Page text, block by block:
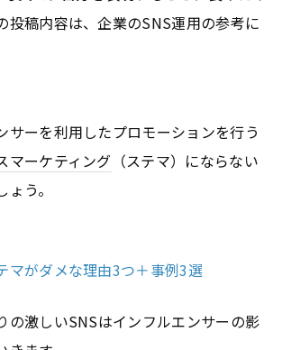
投稿内容は、企業のSNS運用の参考に
サーを利用したプロモーションを行う
マーケティング （ステマ）にならない
う。
マがダメな理由3つ＋事例3選
の激しいSNSはインフルエンサーの影